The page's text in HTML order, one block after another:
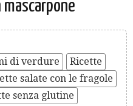
di verdure
Ricette
salate con le fragole
senza glutine